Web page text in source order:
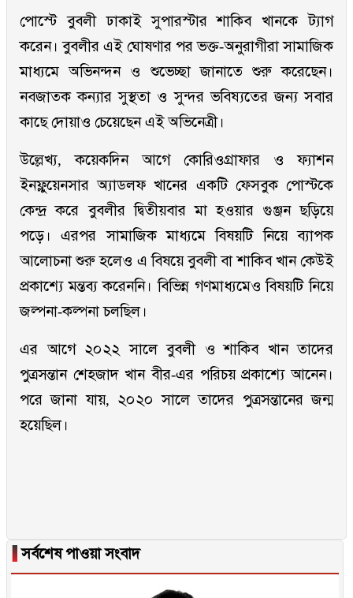
পোস্টে বুবলী ঢাকাই সুপারস্টার শাকিব খানকে ট্যাগ
করেন। বুবলীর এই ঘোষণার পর ভক্ত-অনুরাগীরা সামাজিক
মাধ্যমে অভিনন্দন ও শুভেচ্ছা জানাতে শুরু করেছেন।
নবজাতক কন্যার সুস্থতা ও সুন্দর ভবিষ্যতের জন্য সবার
কাছে দোয়াও চেয়েছেন এই অভিনেত্রী।
উল্লেখ্য, কয়েকদিন আগে কোরিওগ্রাফার ও ফ্যাশন
ইনফ্লুয়েনসার অ্যাডলফ খানের একটি ফেসবুক পোস্টকে
কেন্দ্র করে বুবলীর দ্বিতীয়বার মা হওয়ার গুঞ্জন ছড়িয়ে
পড়ে। এরপর সামাজিক মাধ্যমে বিষয়টি নিয়ে ব্যাপক
আলোচনা শুরু হলেও এ বিষয়ে বুবলী বা শাকিব খান কেউই
প্রকাশ্যে মন্তব্য করেননি। বিভিন্ন গণমাধ্যমেও বিষয়টি নিয়ে
জল্পনা-কল্পনা চলছিল।
এর আগে ২০২২ সালে বুবলী ও শাকিব খান তাদের
পুত্রসন্তান শেহজাদ খান বীর-এর পরিচয় প্রকাশ্যে আনেন।
পরে জানা যায়, ২০২০ সালে তাদের পুত্রসন্তানের জন্ম
হয়েছিল।
▐সর্বশেষ পাওয়া সংবাদ